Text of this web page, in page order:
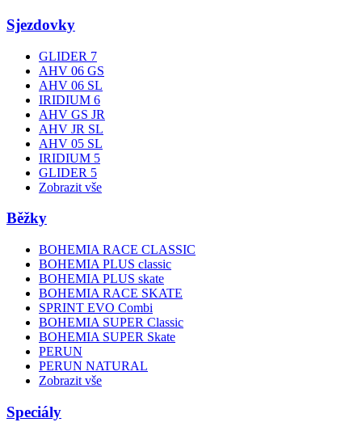
Sjezdovky
GLIDER 7
AHV 06 GS
AHV 06 SL
IRIDIUM 6
AHV GS JR
AHV JR SL
AHV 05 SL
IRIDIUM 5
GLIDER 5
Zobrazit vše
Běžky
BOHEMIA RACE CLASSIC
BOHEMIA PLUS classic
BOHEMIA PLUS skate
BOHEMIA RACE SKATE
SPRINT EVO Combi
BOHEMIA SUPER Classic
BOHEMIA SUPER Skate
PERUN
PERUN NATURAL
Zobrazit vše
Speciály